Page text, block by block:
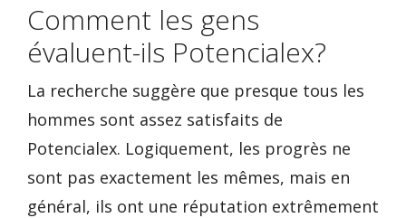
Comment les gens
évaluent-ils Potencialex?
La recherche suggère que presque tous les
hommes sont assez satisfaits de
Potencialex. Logiquement, les progrès ne
sont pas exactement les mêmes, mais en
général, ils ont une réputation extrêmement